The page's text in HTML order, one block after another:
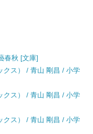
春秋 [文庫]
クス） / 青山 剛昌 / 小学
クス） / 青山 剛昌 / 小学
クス） / 青山 剛昌 / 小学